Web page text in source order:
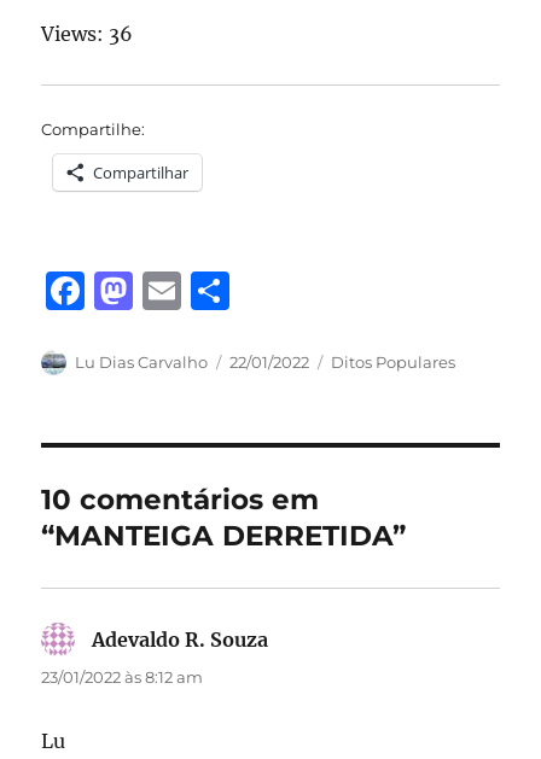
Views: 36
Compartilhe:
Compartilhar
F
c
b
o
o
k
M
st
d
o
n
E
ai a
Autor
Lu Dias Carvalho
Publicado
22/01/2022 Categorias
Ditos Populares
10 comentários em
“MANTEIGA DERRETIDA”
Adevaldo R. Souza
23/01/2022 às 8:12 am
Lu